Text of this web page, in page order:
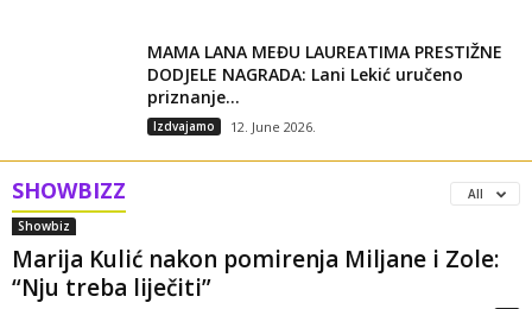
MAMA LANA MEĐU LAUREATIMA PRESTIŽNE
DODJELE NAGRADA: Lani Lekić uručeno
priznanje...
Izdvajamo 12. June 2026.
SHOWBIZZ
All
Showbiz
Marija Kulić nakon pomirenja Miljane i Zole:
“Nju treba liječiti”